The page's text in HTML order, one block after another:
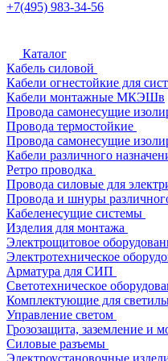
+7(495) 983-34-56
Каталог
Кабель силовой
Кабели огнестойкие для
Кабели монтажные МКЭШв
Провода самонесущие
Провода термостойкие
Провода самонесущие
Кабели различного
Ретро проводка
Провода силовые для
Провода и шнуры
Кабеленесущие системы
Изделия для монтажа
Электрощитовое
Электротехническое
Арматура для СИП
Светотехническое
Комплектующие для
Управление светом
Грозозащита, заземление и
Силовые разъемы
Электроустановочные